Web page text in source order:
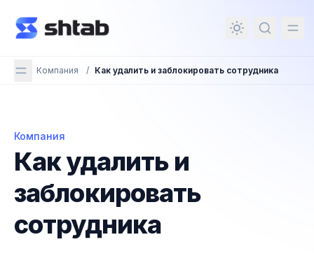
содержимому
Компания / Как удалить и заблокировать сотрудника
Как удалить и заблокировать сотрудника
Компания
Как удалить и
заблокировать
сотрудника